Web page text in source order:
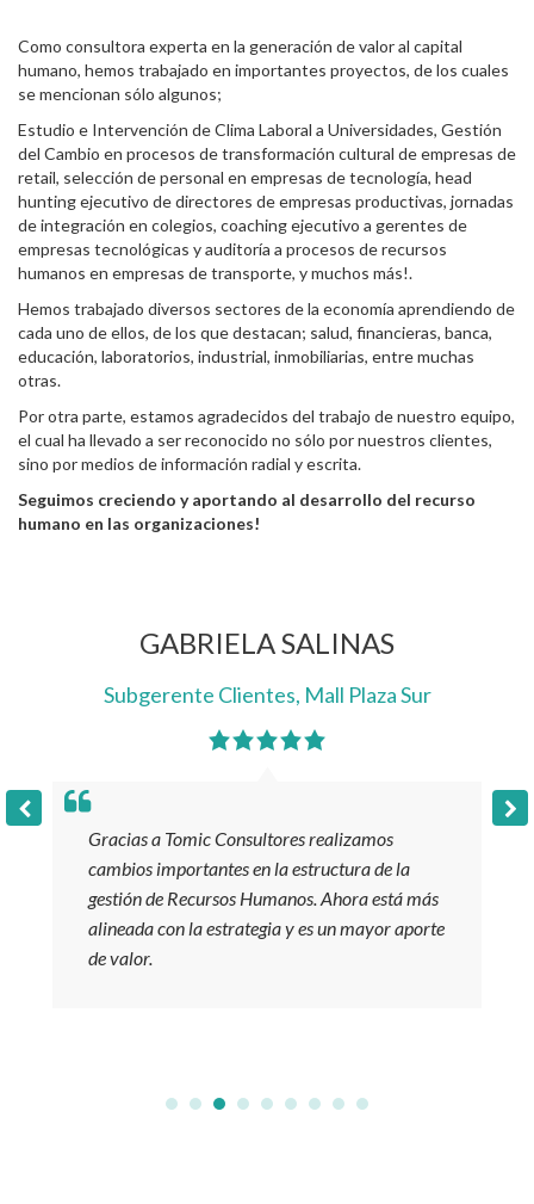
Como consultora experta en la generación de valor al capital
humano, hemos trabajado en importantes proyectos, de los cuales
se mencionan sólo algunos;
Estudio e Intervención de Clima Laboral a Universidades, Gestión
del Cambio en procesos de transformación cultural de empresas de
retail, selección de personal en empresas de tecnología, head
hunting ejecutivo de directores de empresas productivas, jornadas
de integración en colegios, coaching ejecutivo a gerentes de
empresas tecnológicas y auditoría a procesos de recursos
humanos en empresas de transporte, y muchos más!.
Hemos trabajado diversos sectores de la economía aprendiendo de
cada uno de ellos, de los que destacan; salud, financieras, banca,
educación, laboratorios, industrial, inmobiliarias, entre muchas
otras.
Por otra parte, estamos agradecidos del trabajo de nuestro equipo,
el cual ha llevado a ser reconocido no sólo por nuestros clientes,
sino por medios de información radial y escrita.
Seguimos creciendo y aportando al desarrollo del recurso
humano en las organizaciones!
GABRIELA SALINAS
Subgerente Clientes, Mall Plaza Sur
Gracias a Tomic Consultores realizamos
cambios importantes en la estructura de la
gestión de Recursos Humanos. Ahora está más
alineada con la estrategia y es un mayor aporte
de valor.